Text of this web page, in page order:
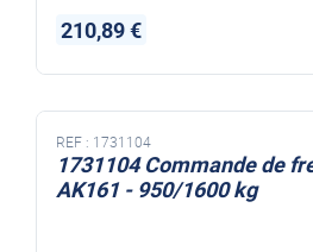
210,89 €
REF : 1731104
1731104 Commande de
AK161 - 950/1600 kg